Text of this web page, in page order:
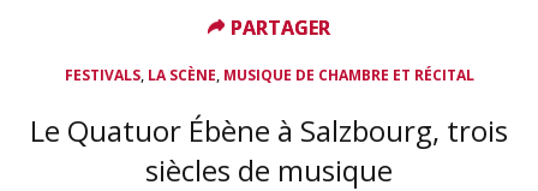
FESTIVALS, LA SCÈNE, MUSIQUE DE CHAMBRE ET RÉCITAL
Le Quatuor Ébène à Salzbourg, trois
siècles de musique
PARTAGER
PARTAGER